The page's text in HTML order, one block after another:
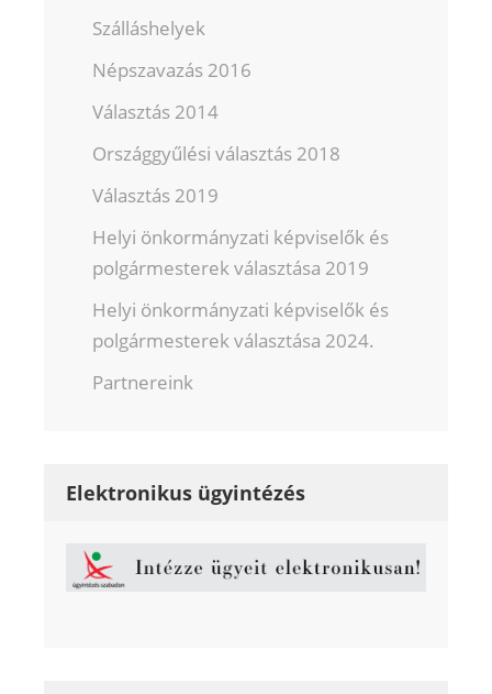
Szálláshelyek
Népszavazás 2016
Választás 2014
Országgyűlési választás 2018
Választás 2019
Helyi önkormányzati képviselők és
polgármesterek választása 2019
Helyi önkormányzati képviselők és
polgármesterek választása 2024.
Partnereink
Elektronikus ügyintézés